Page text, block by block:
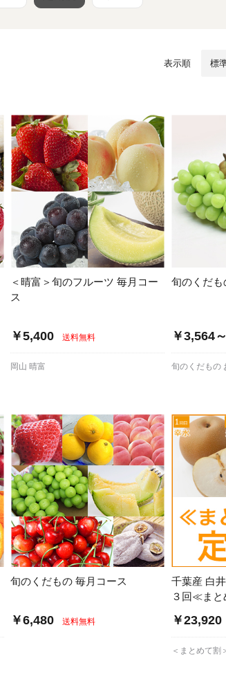
ギフト
表示順
＜晴富＞旬のフルーツ 毎月コー
ス
￥5,400 送料無料
岡山 晴富
旬のくだ
￥3,564
旬のくだもの
旬のくだもの 毎月コース
￥6,480 送料無料
千葉産 白
３回≪ま
￥23,920
＜まとめて割